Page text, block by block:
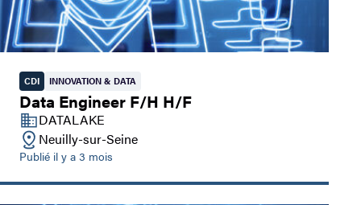
CDI INNOVATION & DATA
Data Engineer F/H H/F
DATALAKE
Neuilly-sur-Seine
Publié il y a 3 mois